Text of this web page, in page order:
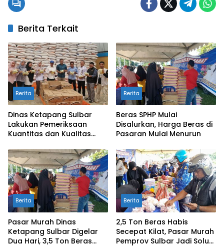
Berita Terkait
Berita
Dinas Ketapang Sulbar
Lakukan Pemeriksaan
Kuantitas dan Kualitas
Dua Kabupaten
Berita
Beras SPHP Mulai
Disalurkan, Harga Beras di
Pasaran Mulai Menurun
Berita
Pasar Murah Dinas
Ketapang Sulbar Digelar
Dua Hari, 3,5 Ton Beras
Berita
2,5 Ton Beras Habis
Secepat Kilat, Pasar Murah
Pemprov Sulbar Jadi Solusi